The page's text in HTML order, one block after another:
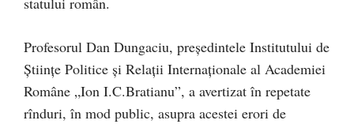
Profesorul Dan Dungaciu, președintele Institutului de
Științe Politice și Relații Internaționale al Academiei
Române „Ion I.C.Bratianu”, a avertizat în repetate
rînduri, în mod public, asupra acestei erori de